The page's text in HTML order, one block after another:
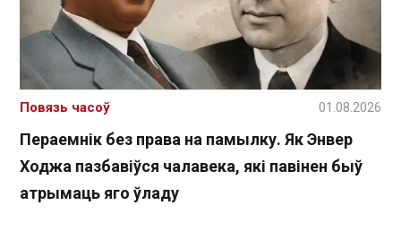
Пераемнік без права на памылку. Як Энвер
Ходжа пазбавіўся чалавека, які павінен быў
атрымаць яго ўладу
Повязь часоў 01.08.2026